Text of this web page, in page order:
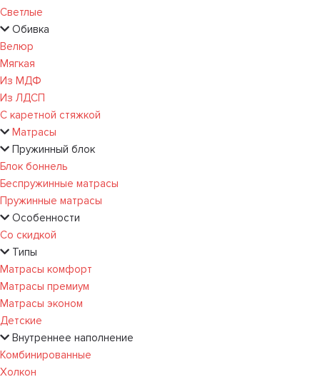
Светлые
Обивка
Велюр
Мягкая
Из МДФ
Из ЛДСП
С каретной стяжкой
Матрасы
Пружинный блок
Блок боннель
Беспружинные матрасы
Пружинные матрасы
Особенности
Со скидкой
Типы
Матрасы комфорт
Матрасы премиум
Матрасы эконом
Детские
Внутреннее наполнение
Комбинированные
Холкон